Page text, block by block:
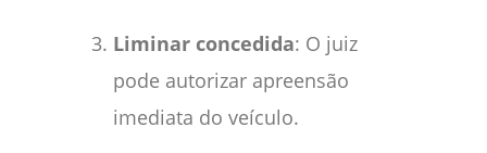
Liminar concedida: O juiz
pode autorizar apreensão
imediata do veículo.